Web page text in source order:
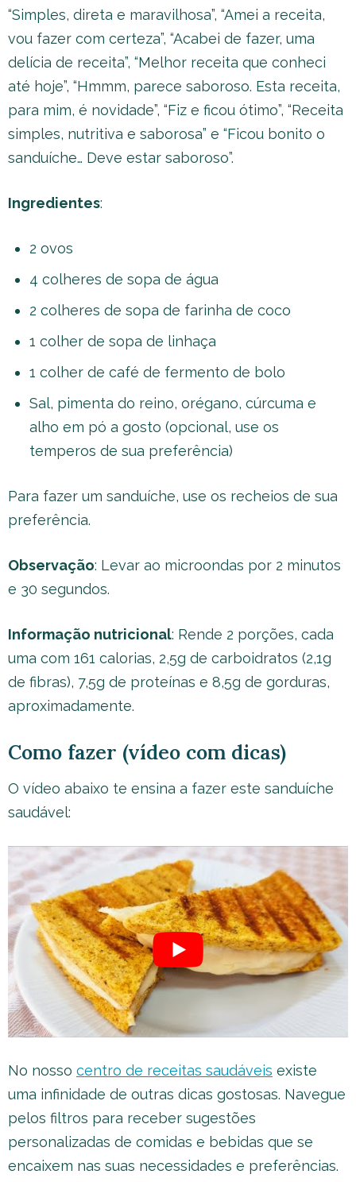
“Simples, direta e maravilhosa”, “Amei a receita,
vou fazer com certeza”, “Acabei de fazer, uma
delícia de receita”, “Melhor receita que conheci
até hoje”, “Hmmm, parece saboroso. Esta receita,
para mim, é novidade”, “Fiz e ficou ótimo”, “Receita
simples, nutritiva e saborosa” e “Ficou bonito o
sanduíche… Deve estar saboroso”.
Ingredientes:
2 ovos
4 colheres de sopa de água
2 colheres de sopa de farinha de coco
1 colher de sopa de linhaça
1 colher de café de fermento de bolo
Sal, pimenta do reino, orégano, cúrcuma e
alho em pó a gosto (opcional, use os
temperos de sua preferência)
Para fazer um sanduíche, use os recheios de sua
preferência.
Observação: Levar ao microondas por 2 minutos
e 30 segundos.
Informação nutricional: Rende 2 porções, cada
uma com 161 calorias, 2,5g de carboidratos (2,1g
de fibras), 7,5g de proteínas e 8,5g de gorduras,
aproximadamente.
Como fazer (vídeo com dicas)
O vídeo abaixo te ensina a fazer este sanduíche
saudável:
No nosso centro de receitas saudáveis existe
uma infinidade de outras dicas gostosas. Navegue
pelos filtros para receber sugestões
personalizadas de comidas e bebidas que se
encaixem nas suas necessidades e preferências.